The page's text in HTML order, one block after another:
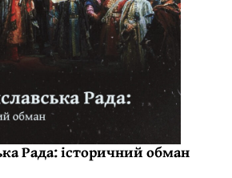
Рада: історичний обман